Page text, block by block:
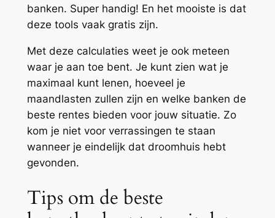
banken. Super handig! En het mooiste is dat
deze tools vaak gratis zijn.
Met deze calculaties weet je ook meteen
waar je aan toe bent. Je kunt zien wat je
maximaal kunt lenen, hoeveel je
maandlasten zullen zijn en welke banken de
beste rentes bieden voor jouw situatie. Zo
kom je niet voor verrassingen te staan
wanneer je eindelijk dat droomhuis hebt
gevonden.
Tips om de beste